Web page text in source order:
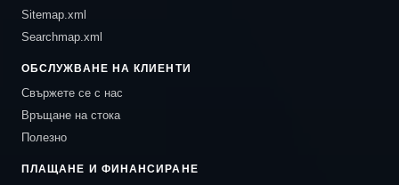
Sitemap.xml
Searchmap.xml
ОБСЛУЖВАНЕ НА КЛИЕНТИ
Свържете се с нас
Връщане на стока
Полезно
ПЛАЩАНЕ И ФИНАНСИРАНЕ